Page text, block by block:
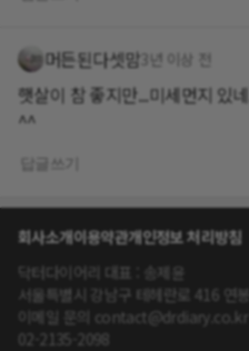
머든된다셋맘 3년 이상 전
햇살이 참 좋지만...미세먼지 있
^^
회사소개이용약관개인정보 처리방침
닥터다이어리 대표 : 송제윤
서울특별시 강남구 테헤란로 416 연
이메일 문의 contact@drdiary.co.kr
02-2135-2098